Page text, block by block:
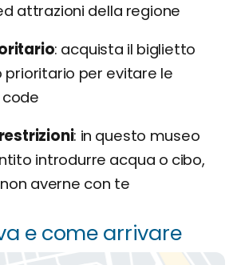
attrazioni della regione
acquista il biglietto
prioritario per evitare le
in questo museo
introdurre acqua o cibo,
averne con te
e come arrivare